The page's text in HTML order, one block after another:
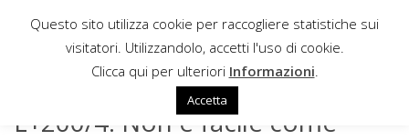
Sotto il contenuto
L+200/4: Non è facile come
Questo sito utilizza cookie per raccogliere statistiche sui
visitatori. Utilizzandolo, accetti l'uso di cookie.
Clicca qui per ulteriori Informazioni
Accetta